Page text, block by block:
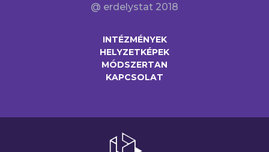
@ erdelystat 2018
INTÉZMÉNYEK
HELYZETKÉPEK
MÓDSZERTAN
KAPCSOLAT